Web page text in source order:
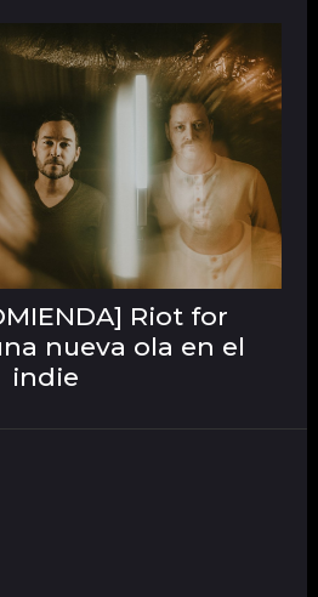
Riot for
nueva ola en el
indie